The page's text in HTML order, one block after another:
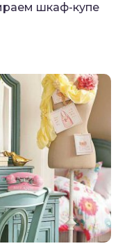
шкаф-купе